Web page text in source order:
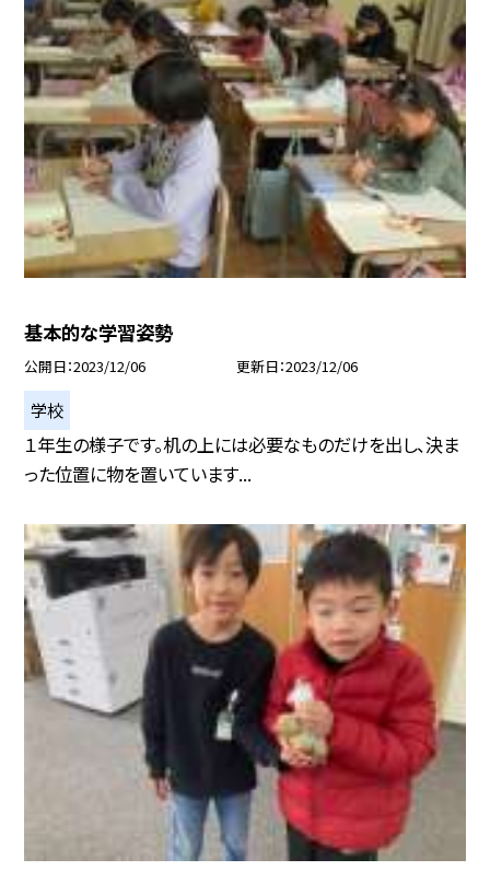
基本的な学習姿勢
公開日 2023/12/06 更新日 2023/12/06
学校
１年生の様子です。机の上には必要なものだけを出し、決ま
った位置に物を置いています...